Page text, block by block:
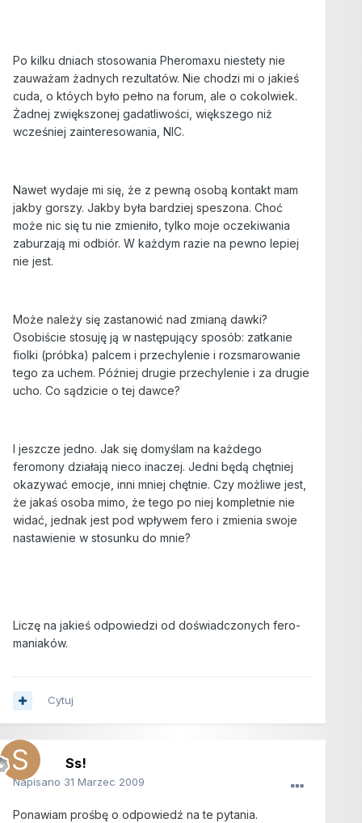
Po kilku dniach stosowania Pheromaxu niestety nie
zauważam żadnych rezultatów. Nie chodzi mi o jakieś
cuda, o któych było pełno na forum, ale o cokolwiek.
Żadnej zwiększonej gadatliwości, większego niż
wcześniej zainteresowania, NIC.
Nawet wydaje mi się, że z pewną osobą kontakt mam
jakby gorszy. Jakby była bardziej speszona. Choć
może nic się tu nie zmieniło, tylko moje oczekiwania
zaburzają mi odbiór. W każdym razie na pewno lepiej
nie jest.
Może należy się zastanowić nad zmianą dawki?
Osobiście stosuję ją w następujący sposób: zatkanie
fiolki (próbka) palcem i przechylenie i rozsmarowanie
tego za uchem. Później drugie przechylenie i za drugie
ucho. Co sądzicie o tej dawce?
I jeszcze jedno. Jak się domyślam na każdego
feromony działają nieco inaczej. Jedni będą chętniej
okazywać emocje, inni mniej chętnie. Czy możliwe jest,
że jakaś osoba mimo, że tego po niej kompletnie nie
widać, jednak jest pod wpływem fero i zmienia swoje
nastawienie w stosunku do mnie?
Liczę na jakieś odpowiedzi od doświadczonych fero-
maniaków.
Cytuj
Ss!
Napisano 31 Marzec 2009
Ponawiam prośbę o odpowiedź na te pytania.